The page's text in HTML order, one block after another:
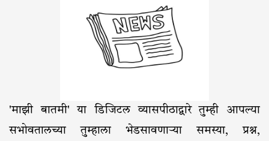
'माझी बातमी' या डिजिटल व्यासपीठाद्वारे तुम्ही आपल्या
सभोवतालच्या तुम्हाला भेडसावणाऱ्या समस्या, प्रश्न,